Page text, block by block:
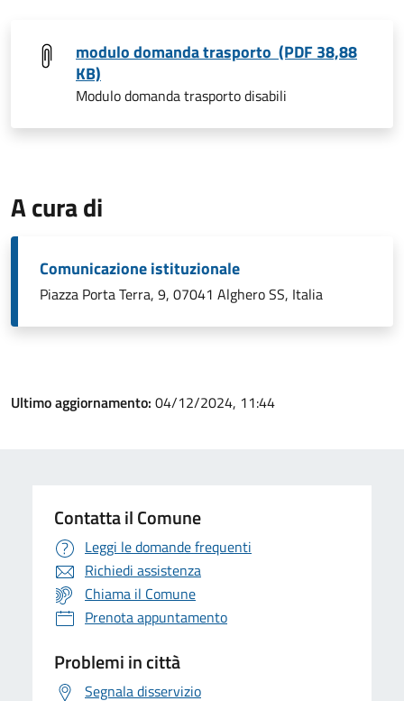
modulo domanda trasporto (PDF 38,88
KB)
Modulo domanda trasporto disabili
A cura di
Comunicazione istituzionale
Piazza Porta Terra, 9, 07041 Alghero SS, Italia
Ultimo aggiornamento: 04/12/2024, 11:44
Contatta il Comune
Leggi le domande frequenti
Richiedi assistenza
Chiama il Comune
Prenota appuntamento
Problemi in città
Segnala disservizio